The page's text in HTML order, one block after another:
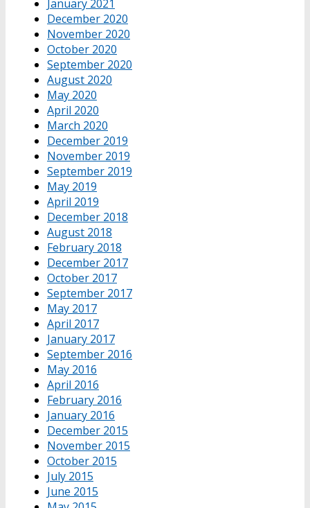
January 2021
December 2020
November 2020
October 2020
September 2020
August 2020
May 2020
April 2020
March 2020
December 2019
November 2019
September 2019
May 2019
April 2019
December 2018
August 2018
February 2018
December 2017
October 2017
September 2017
May 2017
April 2017
January 2017
September 2016
May 2016
April 2016
February 2016
January 2016
December 2015
November 2015
October 2015
July 2015
June 2015